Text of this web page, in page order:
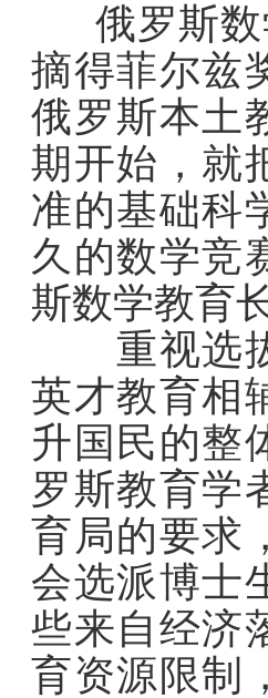
俄罗斯数
摘得菲尔兹
俄罗斯本土
期开始，就
准的基础科
久的数学竞
斯数学教育
重视选拔
英才教育相
升国民的整
罗斯教育学
育局的要求
会选派博士
些来自经济
育资源限制